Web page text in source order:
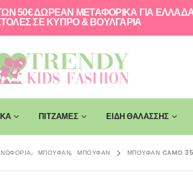
50€ ΔΩΡΕΑΝ ΜΕΤΑΦΟΡΙΚΑ ΓΙΑ
ΣΕ ΚΥΠΡΟ & ΒΟΥΛΓΑΡΙΑ
ΠΙΤΖΑΜΕΣ ΕΙΔΗ ΘΑΛΑΣΣΗΣ
, ΜΠΟΥΦΆΝ, ΜΠΟΥΦΆΝ ΜΠΟΥΦΆΝ CAMO